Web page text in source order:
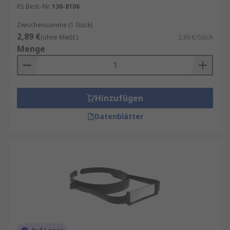
Objekt anzupassen. Sie können auch verwendet
werden, um leichte Unterschiede in
unkorrigierter Nah- oder Weitsichtigkeit
auszugleichen.
Juwelieren, Wissenschaftlern und
Elektrotechnikern verwendet. Beliebte Arten von
Beleuchtete Lupen
oderunbeleuchtete
RS Best.-Nr. 136-8106
Zwischensumme (1 Stück)
2,89 €(ohne MwSt.) 2,89 €/Stück
Menge
Hinzufügen
Datenblätter